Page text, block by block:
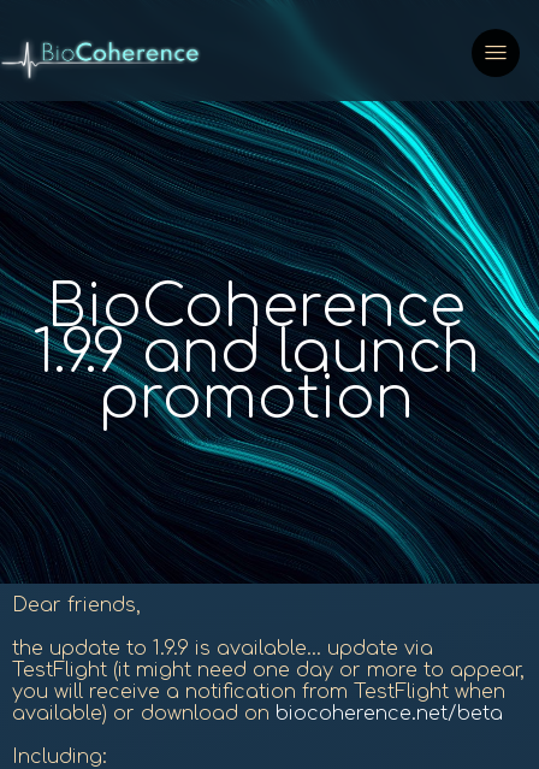
BioCoherence
1.9.9 and launch
promotion
Dear friends,
the update to 1.9.9 is available... update via
TestFlight (it might need one day or more to appear,
you will receive a notification from TestFlight when
available) or download on biocoherence.net/beta
Including: